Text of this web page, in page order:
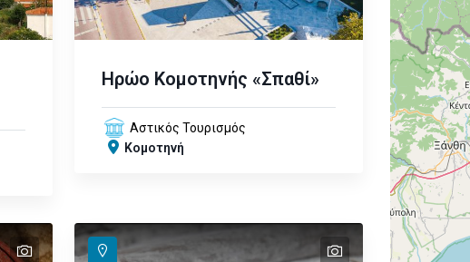
Ηρώο Κομοτηνής «Σπαθί»
Αστικός Τουρισμός
Κομοτηνή
text text